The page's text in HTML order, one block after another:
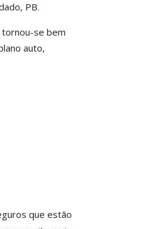
PB.
tornou-se bem
auto,
que estão